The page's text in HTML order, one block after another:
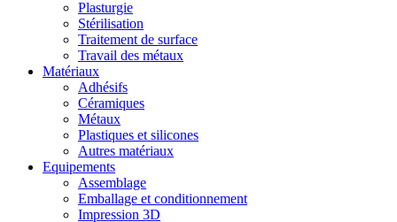
Plasturgie
Stérilisation
Traitement de surface
Travail des métaux
Matériaux
Adhésifs
Céramiques
Métaux
Plastiques et silicones
Autres matériaux
Equipements
Assemblage
Emballage et conditionnement
Impression 3D